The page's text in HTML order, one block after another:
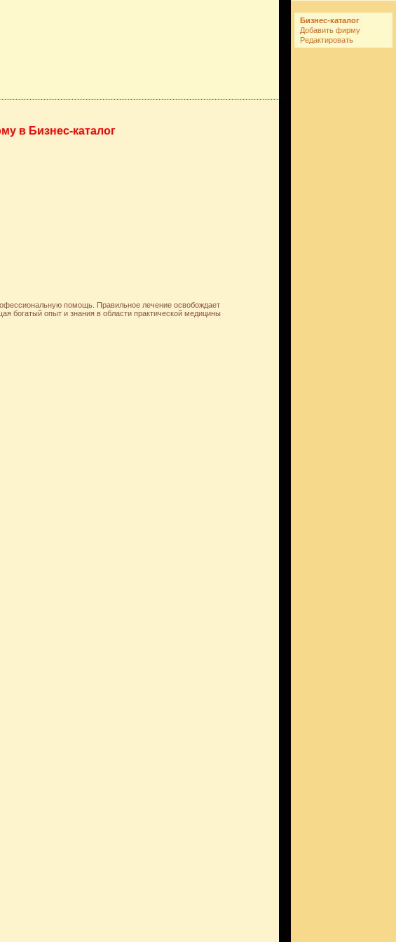
Бизнес-каталог
Добавить фирму
Редактировать
в Бизнес-каталог
помощь. Правильное лечение освобождает
богатый опыт и знания в области практической медицины